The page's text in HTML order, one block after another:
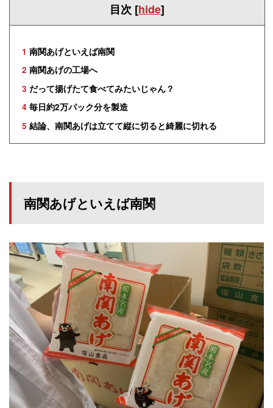
目次 [hide]
1 南関あげといえば南関
2 南関あげの工場へ
3 だって揚げたて食べてみたいじゃん？
4 毎日約2万パック分を製造
5 結論、南関あげは立てて縦に切ると綺麗に切れる
南関あげといえば南関